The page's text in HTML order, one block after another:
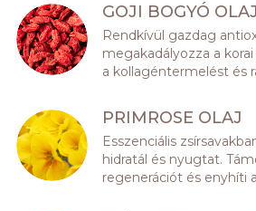
GOJI BOGYÓ OLAJ
Rendkívül gazdag
megakadályozza a
a kollagéntermelést és
PRIMROSE OLAJ
Esszenciális
hidratál és nyugtat.
regenerációt és enyhíti